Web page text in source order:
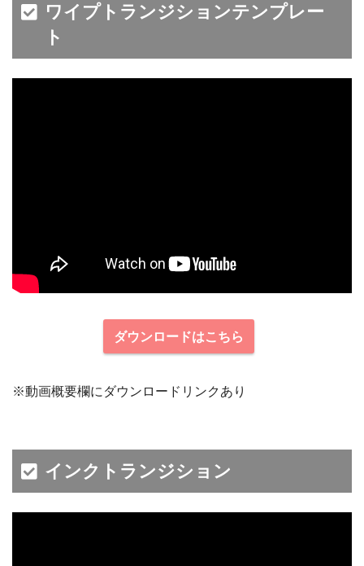
ワイプトランジションテンプレー
ト
ダウンロードはこちら
※動画概要欄にダウンロードリンクあり
インクトランジション